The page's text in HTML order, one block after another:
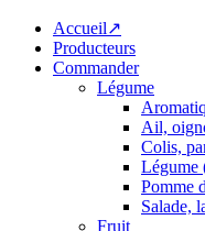
Accueil↗
Producteurs
Commander
Légume
Ail,
Colis,
Légume
Pomme
Salade,
Fruit